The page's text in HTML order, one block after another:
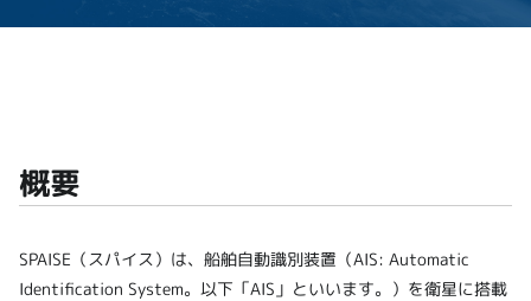
概要
SPAISE（スパイス）は、船舶自動識別装置（AIS: Automatic
Identification System。以下「AIS」といいます。）を衛星に搭載